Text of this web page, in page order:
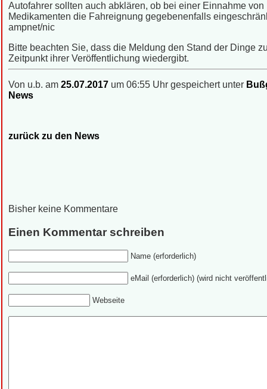
Autofahrer sollten auch abklären, ob bei einer Einnahme von
Medikamenten die Fahreignung gegebenenfalls
ampnet/nic
Bitte beachten Sie, dass die Meldung den Stand der Dinge
Zeitpunkt ihrer Veröffentlichung wiedergibt.
Von u.b. am 25.07.2017 um 06:55 Uhr gespeichert unter
News
zurück zu den News
Bisher keine Kommentare
Einen Kommentar schreiben
Name (erforderlich)
eMail (erforderlich) (wird nicht
Webseite